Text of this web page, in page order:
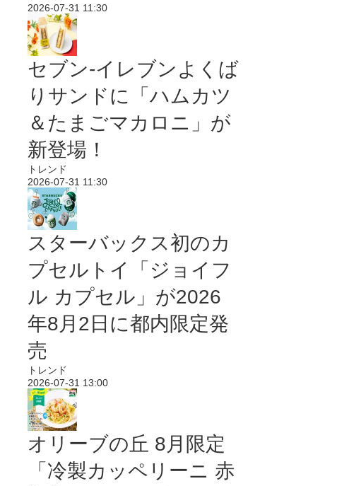
2026-07-31 11:30
セブン‐イレブンよくば
りサンドに「ハムカツ
＆たまごマカロニ」が
新登場！
トレンド
2026-07-31 11:30
スターバックス初のカ
プセルトイ「ジョイフ
ル カプセル」が2026
年8月2日に都内限定発
売
トレンド
2026-07-31 13:00
オリーブの丘 8月限定
「冷製カッペリーニ 赤